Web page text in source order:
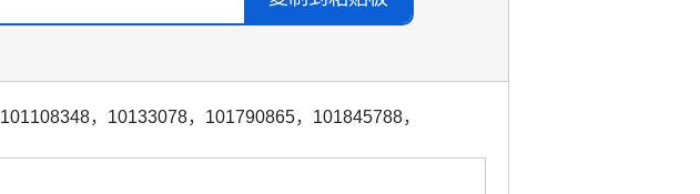
101108348， 10133078， 101790865， 101845788，